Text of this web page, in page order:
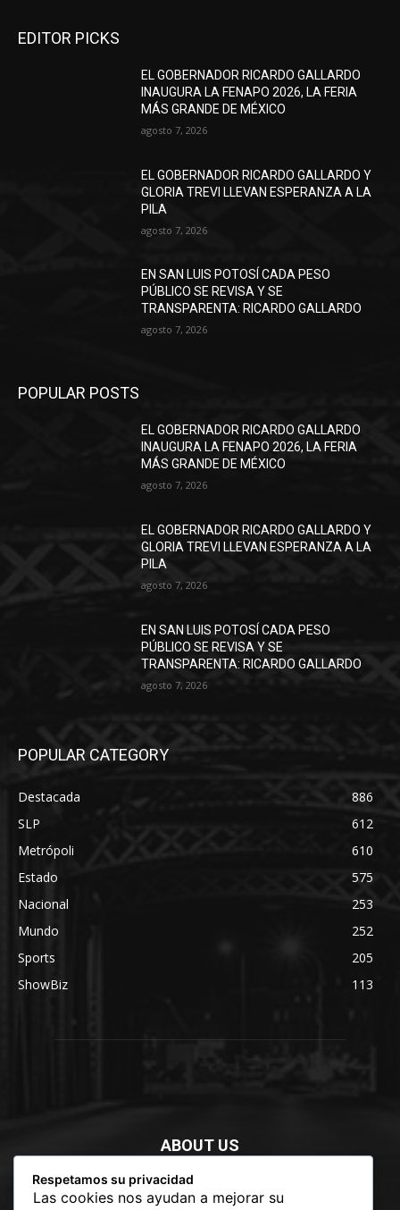
EDITOR PICKS
EL GOBERNADOR RICARDO GALLARDO
INAUGURA LA FENAPO 2026, LA FERIA
MÁS GRANDE DE MÉXICO
agosto 7, 2026
EL GOBERNADOR RICARDO GALLARDO Y
GLORIA TREVI LLEVAN ESPERANZA A LA
PILA
agosto 7, 2026
EN SAN LUIS POTOSÍ CADA PESO
PÚBLICO SE REVISA Y SE
TRANSPARENTA: RICARDO GALLARDO
agosto 7, 2026
POPULAR POSTS
EL GOBERNADOR RICARDO GALLARDO
INAUGURA LA FENAPO 2026, LA FERIA
MÁS GRANDE DE MÉXICO
agosto 7, 2026
EL GOBERNADOR RICARDO GALLARDO Y
GLORIA TREVI LLEVAN ESPERANZA A LA
PILA
agosto 7, 2026
EN SAN LUIS POTOSÍ CADA PESO
PÚBLICO SE REVISA Y SE
TRANSPARENTA: RICARDO GALLARDO
agosto 7, 2026
POPULAR CATEGORY
Destacada
886
SLP
612
Metrópoli
610
Estado
575
Nacional
253
Mundo
252
Sports
205
ShowBiz
113
ABOUT US
Newspaper is your news, entertainment, music fashion
website. We provide you with the latest breaking news and
Respetamos su privacidad
Las cookies nos ayudan a mejorar su